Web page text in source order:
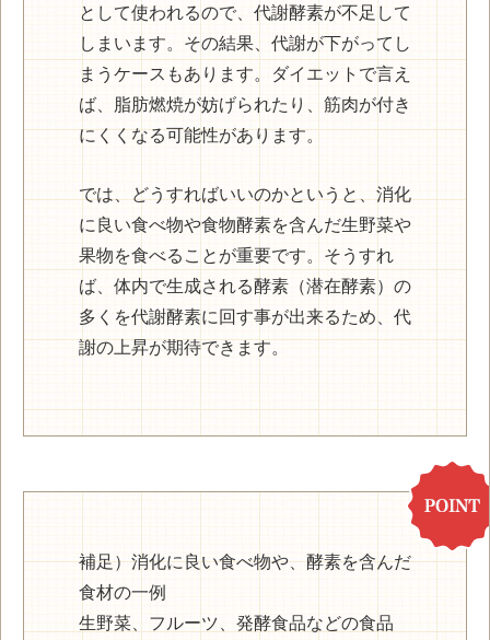
として使われるので、代謝酵素が不足して
しまいます。その結果、代謝が下がってし
まうケースもあります。ダイエットで言え
ば、脂肪燃焼が妨げられたり、筋肉が付き
にくくなる可能性があります。
では、どうすればいいのかというと、消化
に良い食べ物や食物酵素を含んだ生野菜や
果物を食べることが重要です。そうすれ
ば、体内で生成される酵素（潜在酵素）の
多くを代謝酵素に回す事が出来るため、代
謝の上昇が期待できます。
補足）消化に良い食べ物や、酵素を含んだ
食材の一例
生野菜、フルーツ、発酵食品などの食品